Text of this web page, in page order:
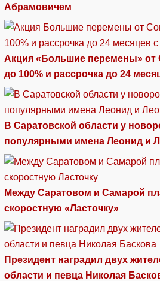
Абрамовичем
Акция «Большие перемены» от
до 100% и рассрочка до 24
В Саратовской области у
популярными имена Леонид и
Между Саратовом и Самарой
скоростную «Ласточку»
Президент наградил двух
области и певца Николая